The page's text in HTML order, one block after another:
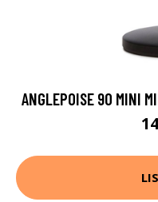
ANGLEPOISE 90 MINI